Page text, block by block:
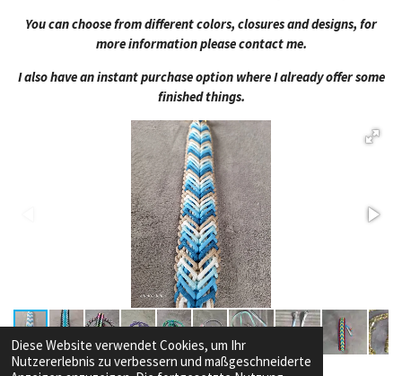
Diese Website verwendet Cookies, um Ihr
Nutzererlebnis zu verbessern und maßgeschneiderte
You can choose from different colors, closures and designs, for
more information please contact me.
I also have an instant purchase option where I already offer some
finished things.